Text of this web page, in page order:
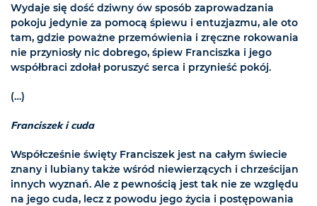
Wydaje się dość dziwny ów sposób zaprowadzania
pokoju jedynie za pomocą śpiewu i entuzjazmu, ale oto
tam, gdzie poważne przemówienia i zręczne rokowania
nie przyniosły nic dobrego, śpiew Franciszka i jego
współbraci zdołał poruszyć serca i przynieść pokój.
(…)
Franciszek i cuda
Współcześnie święty Franciszek jest na całym świecie
znany i lubiany także wśród niewierzących i chrześcijan
innych wyznań. Ale z pewnością jest tak nie ze względu
na jego cuda, lecz z powodu jego życia i postępowania